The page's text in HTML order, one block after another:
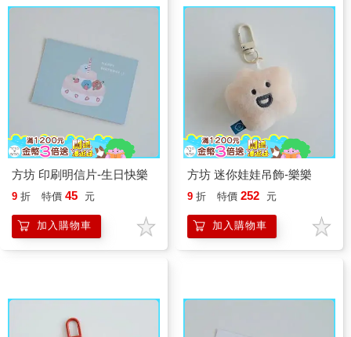
方坊 印刷明信片-生日快樂
9 折 特價 45 元
加入購物車
方坊 迷你娃娃吊飾-樂樂
9 折 特價 252 元
加入購物車